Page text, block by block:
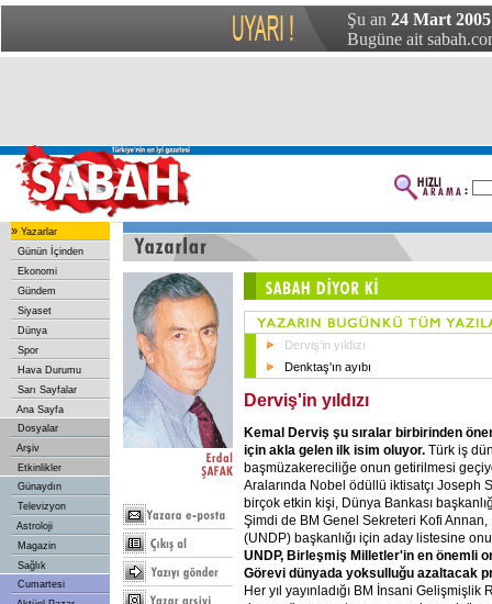
Şu an 24 Mart
Bugüne ait
» Yazarlar
Günün İçinden
Ekonomi
Gündem
Siyaset
Dünya
Spor
Hava Durumu
Sarı Sayfalar
Ana Sayfa
Dosyalar
Arşiv
Etkinlikler
Günaydın
Televizyon
Astroloji
Magazin
Sağlık
Cumartesi
Derviş'in yıldızı
Denktaş'ın ayıbı
Derviş'in yıldızı
Kemal Derviş şu sıralar birbirinden
için akla gelen ilk isim oluyor. Türk iş
başmüzakereciliğe onun getirilmesi
Aralarında Nobel ödüllü iktisatçı Joseph
birçok etkin kişi, Dünya Bankası
Şimdi de BM Genel Sekreteri Kofi Annan,
(UNDP) başkanlığı için aday listesine
UNDP, Birleşmiş Milletler'in en önemli
Görevi dünyada yoksulluğu azaltacak
Her yıl yayınladığı BM İnsani Gelişmişlik